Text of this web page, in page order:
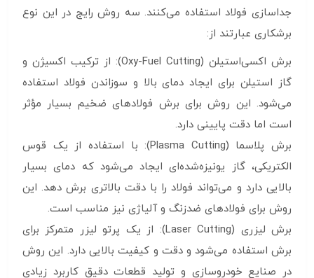
جداسازی فولاد استفاده می‌کنند. سه روش رایج در این نوع
برشکاری عبارتند از:
برش اکسی‌استیلن (Oxy-Fuel Cutting): از ترکیب اکسیژن و
گاز استیلن برای ایجاد دمای بالا و سوزاندن فولاد استفاده
می‌شود. این روش برای برش فولادهای ضخیم بسیار مؤثر
است اما دقت پایینی دارد.
برش پلاسما (Plasma Cutting): با استفاده از یک قوس
الکتریکی، گاز یونیزه‌شده‌ای ایجاد می‌شود که دمای بسیار
بالایی دارد و می‌تواند فولاد را با دقت بالاتری برش دهد. این
روش برای فولادهای ضدزنگ و آلیاژی نیز مناسب است.
برش لیزری (Laser Cutting): از یک پرتو لیزر متمرکز برای
برش استفاده می‌شود و دقت و کیفیت بالایی دارد. این روش
در صنایع خودروسازی و تولید قطعات دقیق کاربرد زیادی